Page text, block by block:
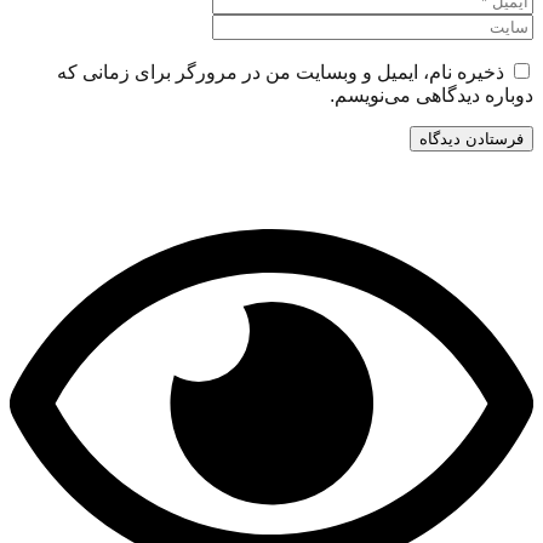
نام، ایمیل و وبسایت من در مرورگر برای زمانی که
می‌نویسم.